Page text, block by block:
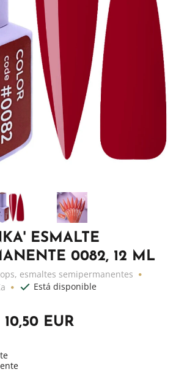
ESMALTE
0082, 12 ML
esmaltes semipermanentes
Está disponible
10,50 EUR